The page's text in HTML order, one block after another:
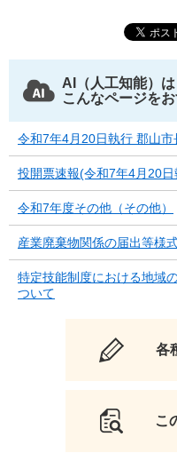
AI（人工知能）は
こんなページを
令和7年4月20日執行 郡山市
投開票速報(令和7年4月20
令和7年度その他（その他）
産業廃棄物関係の届出等様
特定技能制度における地域
ついて
各
こ